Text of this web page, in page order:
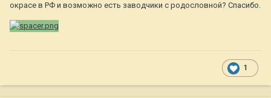
окрасе в РФ и возможно есть заводчики с родословной? Спасибо.
1